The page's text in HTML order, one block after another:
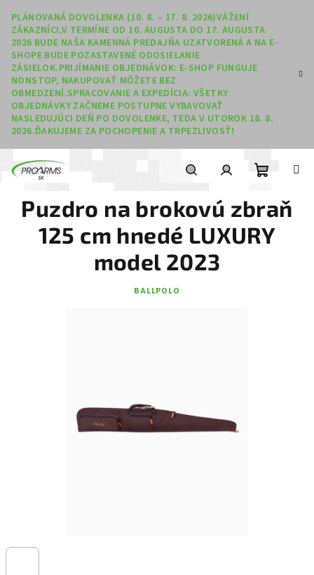
PLÁNOVANÁ DOVOLENKA (10. 8. – 17. 8. 2026)VÁŽENÍ
ZÁKAZNÍCI,V TERMÍNE OD 10. AUGUSTA DO 17. AUGUSTA
2026 BUDE NAŠA KAMENNÁ PREDAJŇA UZATVORENÁ A NA E-
SHOPE BUDE POZASTAVENÉ ODOSIELANIE
ZÁSIELOK.PRIJÍMANIE OBJEDNÁVOK: E-SHOP FUNGUJE
NONSTOP, NAKUPOVAŤ MÔŽETE BEZ
OBMEDZENÍ.SPRACOVANIE A EXPEDÍCIA: VŠETKY
OBJEDNÁVKY ZAČNEME POSTUPNE VYBAVOVAŤ
NASLEDUJÚCI DEŇ PO DOVOLENKE, TEDA V UTOROK 18. 8.
2026.ĎAKUJEME ZA POCHOPENIE A TRPEZLIVOSŤ!
Hľadať
Puzdro na brokovú zbraň
125 cm hnedé LUXURY
model 2023
BALLPOLO